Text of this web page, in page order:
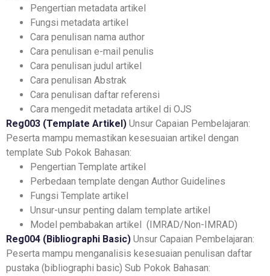
Pengertian metadata artikel
Fungsi metadata artikel
Cara penulisan nama author
Cara penulisan e-mail penulis
Cara penulisan judul artikel
Cara penulisan Abstrak
Cara penulisan daftar referensi
Cara mengedit metadata artikel di OJS
Reg003 (Template Artikel) Unsur Capaian Pembelajaran:
Peserta mampu memastikan kesesuaian artikel dengan
template Sub Pokok Bahasan:
Pengertian Template artikel
Perbedaan template dengan Author Guidelines
Fungsi Template artikel
Unsur-unsur penting dalam template artikel
Model pembabakan artikel (IMRAD/Non-IMRAD)
Reg004 (Bibliographi Basic) Unsur Capaian Pembelajaran:
Peserta mampu menganalisis kesesuaian penulisan daftar
pustaka (bibliographi basic) Sub Pokok Bahasan: